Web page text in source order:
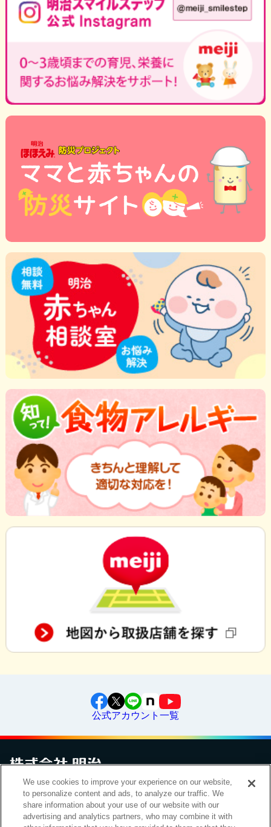
公式アカウント一覧
お問い合わせ サイトマップ個人情報保護について電子公告
アクセシビリティへの対応方針ご利用規約明治グループのDX
Cookie Settings
We use cookies to improve your experience on our website,
to personalize content and ads, to analyze our traffic. We
share information about your use of our website with our
advertising and analytics partners, who may combine it with